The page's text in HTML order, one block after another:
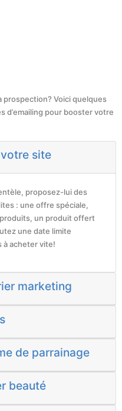
prospection? Voici quelques
d’emailing pour booster votre
site
proposez-lui des
: une offre spéciale,
un produit offert
une date limite
à acheter vite!
marketing
de parrainage
beauté